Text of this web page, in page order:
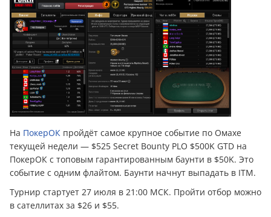
На ПокерОК пройдёт самое крупное событие по Омахе
текущей недели — $525 Secret Bounty PLO $500K GTD на
ПокерОК с топовым гарантированным баунти в $50K. Это
событие с одним флайтом. Баунти начнут выпадать в ITM.
Турнир стартует 27 июля в 21:00 МСК. Пройти отбор можно
в сателлитах за $26 и $55.